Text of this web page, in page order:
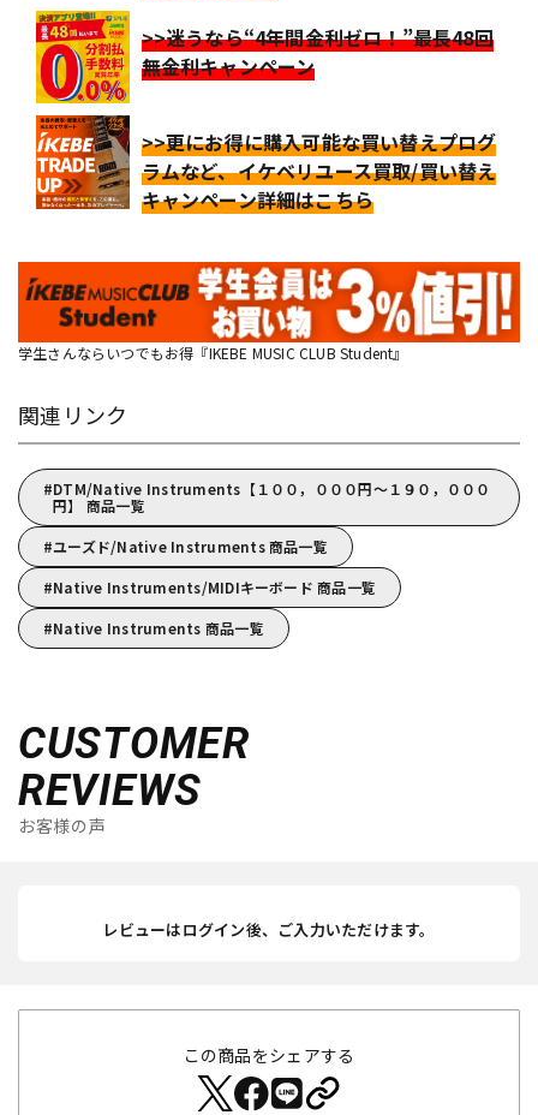
>>迷うなら“4年間金利ゼロ！”最長48回
無金利キャンペーン
>>更にお得に購入可能な買い替えプログ
ラムなど、イケベリユース買取/買い替え
キャンペーン詳細はこちら
学生さんならいつでもお得『IKEBE MUSIC CLUB Student』
関連リンク
DTM/Native Instruments【１００，０００円～１９０，０００
円】 商品一覧
ユーズド/Native Instruments 商品一覧
Native Instruments/MIDIキーボード 商品一覧
Native Instruments 商品一覧
CUSTOMER
REVIEWS
お客様の声
レビューはログイン後、ご入力いただけます。
この商品をシェアする